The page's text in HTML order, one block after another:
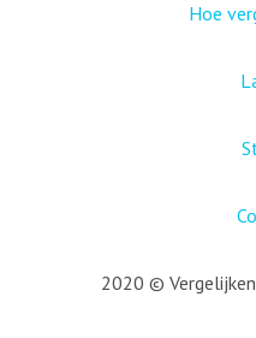
Hoe
2020 ©